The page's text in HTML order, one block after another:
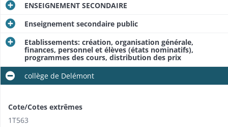
ENSEIGNEMENT SECONDAIRE
Enseignement secondaire public
Etablissements: création, organisation générale,
finances, personnel et élèves (états nominatifs),
programmes des cours, distribution des prix
collège de Delémont
Cote/Cotes extrêmes
1T563